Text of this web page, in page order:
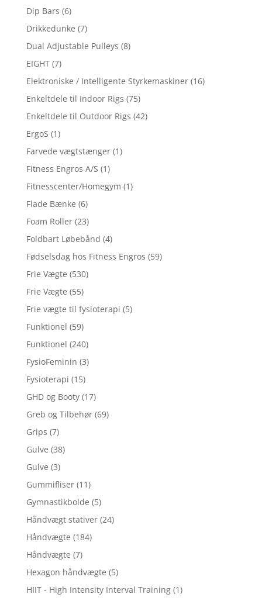
Dip Bars (6)
Drikkedunke (7)
Dual Adjustable Pulleys (8)
EIGHT (7)
Elektroniske / Intelligente Styrkemaskiner (16)
Enkeltdele til Indoor Rigs (75)
Enkeltdele til Outdoor Rigs (42)
ErgoS (1)
Farvede vægtstænger (1)
Fitness Engros A/S (1)
Fitnesscenter/Homegym (1)
Flade Bænke (6)
Foam Roller (23)
Foldbart Løbebånd (4)
Fødselsdag hos Fitness Engros (59)
Frie Vægte (530)
Frie Vægte (55)
Frie vægte til fysioterapi (5)
Funktionel (59)
Funktionel (240)
FysioFeminin (3)
Fysioterapi (15)
GHD og Booty (17)
Greb og Tilbehør (69)
Grips (7)
Gulve (38)
Gulve (3)
Gummifliser (11)
Gymnastikbolde (5)
Håndvægt stativer (24)
Håndvægte (184)
Håndvægte (7)
Hexagon håndvægte (5)
HIIT - High Intensity Interval Training (1)